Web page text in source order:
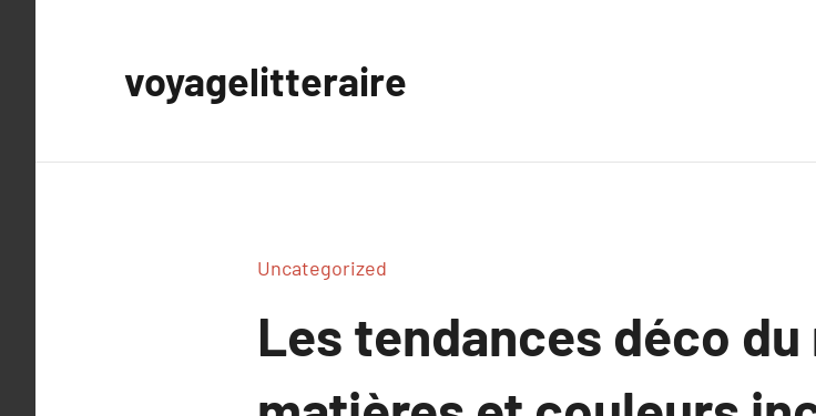
voyagelitteraire
Uncategorized
Les tendances déco